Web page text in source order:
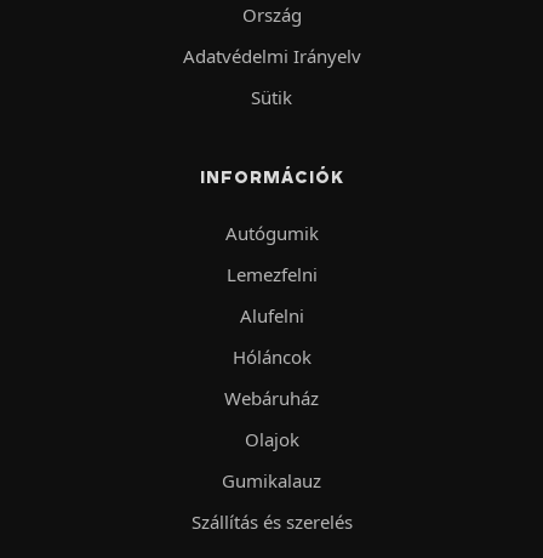
Ország
Adatvédelmi Irányelv
Sütik
INFORMÁCIÓK
Autógumik
Lemezfelni
Alufelni
Hóláncok
Webáruház
Olajok
Gumikalauz
Szállítás és szerelés